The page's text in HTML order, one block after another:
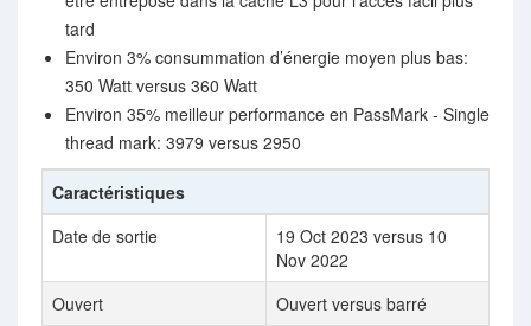
tard
Environ 3% consummation d’énergie moyen plus bas:
350 Watt versus 360 Watt
Environ 35% meilleur performance en PassMark - Single
thread mark: 3979 versus 2950
Caractéristiques
Date de sortie
19 Oct 2023 versus 10
Nov 2022
Ouvert
Ouvert versus barré